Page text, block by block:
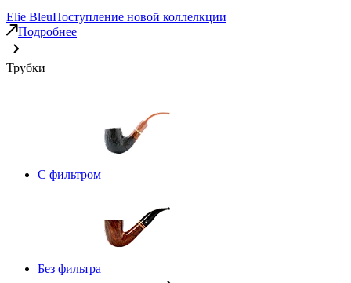
Elie BleuПоступление новой коллелкции
Подробнее
Трубки
С фильтром
Без фильтра